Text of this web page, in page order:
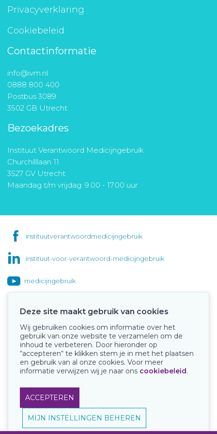
Privacyverklaring
Cookiebeleid
Contactinformatie
info@ivm.nl
0888 800 400
Postbus 3089
3502 GB Utrecht
Bezoekadres
Instituut Verantwoord Medicijngebruik
Churchilllaan 11
3527 GV Utrecht
Maandag t/m vrijdag: 9.00 - 17.00 uur
instituutverantwoordmedicijngebruik
instituut-voor-verantwoord-medicijngebruik
medicijngebruik
Onze keurmerken
Deze site maakt gebruik van cookies
Wij gebruiken cookies om informatie over het
gebruik van onze website te verzamelen om de
inhoud te verbeteren. Door hieronder op
“accepteren“ te klikken stem je in met het plaatsen
en gebruik van al onze cookies. Voor meer
informatie verwijzen wij je naar ons cookiebeleid.
ACCEPTEREN
MIJN INSTELLINGEN BEHEREN